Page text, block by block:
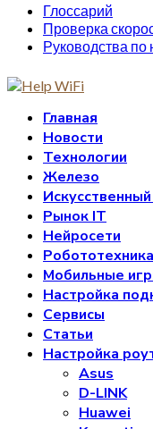
Глоссарий
Проверка
Руководства по
Главная
Новости
Технологии
Железо
Рынок IT
Нейросети
Робототехника
Мобильные
Настройка
Сервисы
Статьи
Настройка
Asus
D-LINK
Huawei